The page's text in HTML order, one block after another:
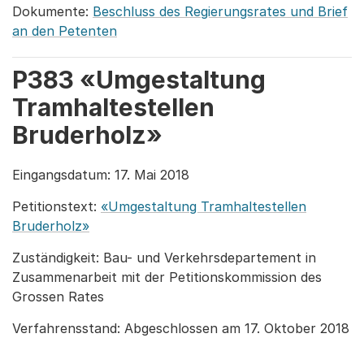
Dokumente: Beschluss des Regierungsrates und Brief
an den Petenten
P383 «Umgestaltung
Tramhaltestellen
Bruderholz»
Eingangsdatum: 17. Mai 2018
Petitionstext: «Umgestaltung Tramhaltestellen
Bruderholz»
Zuständigkeit: Bau- und Verkehrsdepartement in
Zusammenarbeit mit der Petitionskommission des
Grossen Rates
Verfahrensstand: Abgeschlossen am 17. Oktober 2018